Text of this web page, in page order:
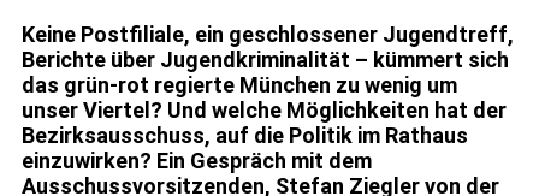
Keine Postfiliale, ein geschlossener Jugendtreff,
Berichte über Jugendkriminalität – kümmert sich
das grün-rot regierte München zu wenig um
unser Viertel? Und welche Möglichkeiten hat der
Bezirksausschuss, auf die Politik im Rathaus
einzuwirken? Ein Gespräch mit dem
Ausschussvorsitzenden, Stefan Ziegler von der